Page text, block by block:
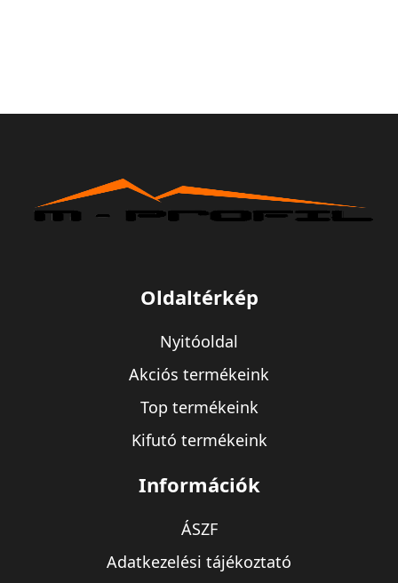
Oldaltérkép
Nyitóoldal
Akciós termékeink
Top termékeink
Kifutó termékeink
Információk
ÁSZF
Adatkezelési tájékoztató